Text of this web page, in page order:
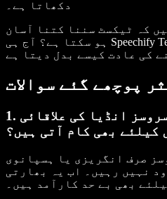
کہ ٹیکسٹ سننا کتنا آسان
ہو سکتا ہے؟ آج ہی Speechify Text to Speech آزمائیں اور
پوچھے گئے سوالات
1. کیا گوگل اسپیچ سروسز انڈیا کی علاقائی
کیلئے بھی کام آتی ہیں؟
صرف انگریزی یا ہسپانوی
نہیں رہیں۔ اب یہ بھارتی